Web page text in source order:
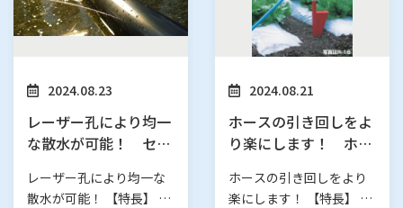
2024.08.23
レーザー孔により均一
な散水が可能！ セフ
レーザー孔により均一な
散水が可能！ 【特長】 作
2024.08.21
ホースの引き回しをよ
り楽にします！ ホー
ホースの引き回しをより
楽にします！ 【特長】 ●